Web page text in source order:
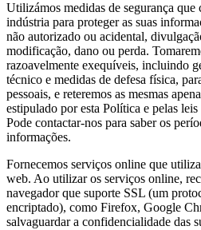
Utilizámos medidas de segurança que
indústria para proteger as suas
não autorizado ou acidental,
modificação, dano ou perda.
razoavelmente exequíveis, incluindo
técnico e medidas de defesa física,
pessoais, e reteremos as mesmas
estipulado por esta Política e pelas
Pode contactar-nos para saber os
informações.
Fornecemos serviços online que
web. Ao utilizar os serviços online,
navegador que suporte SSL (um
encriptado), como Firefox, Google
salvaguardar a confidencialidade das